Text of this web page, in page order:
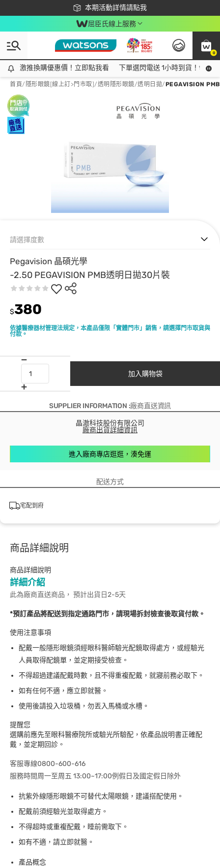
本期活動詳情請點我
下載app最高回饋$350
屈臣氏線上服務
0
激推換購優惠價！立即點我看
激推換購優惠價！立即點我看 下單選閃電送 1小時到貨！領神
首頁/ 隱形眼鏡[線上訂>門市取]/透明隱形眼鏡/透明日拋/PEGAVISION
Pegavision 晶碩光學
-2.50 PEGAVISION PMB透明日拋30片裝
依據醫療器材管理法規定，本產品僅限「實體門市」銷售，請選擇門市取貨與
付款。
$380
請選擇度數
加入購物袋
SUPPLIER INFORMATION :廠商直送資訊
晶澈科技股份有限公司
廠商出貨詳細資訊
進入廠商專店逛逛，湊免運
配送方式
宅配到府
商品詳細說明
商品詳細說明
詳細介紹
此為廠商直送商品， 預計出貨日2-5天
*預訂產品將配送到指定通路門市，請現場拆封檢查後取貨付款。
使用注意事項
配戴一般隱形眼鏡須經眼科醫師驗光配鏡取得處方，或經驗光
人員取得配鏡單，並定期接受檢查。
不得超過建議配戴時數，且不得重複配戴，就寢前務必取下。
如有任何不適，應立即就醫。
使用後請投入垃圾桶，勿丟入馬桶或水槽。
提醒您
選購前應先至眼科醫療院所或驗光所驗配，依產品說明書正確配
戴，並定期回診。
客服專線0800-600-616
服務時間周一至周五 13:00~17:00例假日及國定假日除外
抗紫外線隱形眼鏡不可替代太陽眼鏡，建議搭配使用。
配戴前須經驗光並取得處方。
不得超時或重複配戴，睡前需取下。
如有不適，請立即就醫。
產品概念